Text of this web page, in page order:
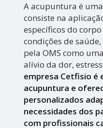
A acupuntura é
consiste na
específicos do
condições de
pela OMS como
alívio da dor,
empresa Cetfisio é
acupuntura e
personalizados
necessidades dos
com profissionais